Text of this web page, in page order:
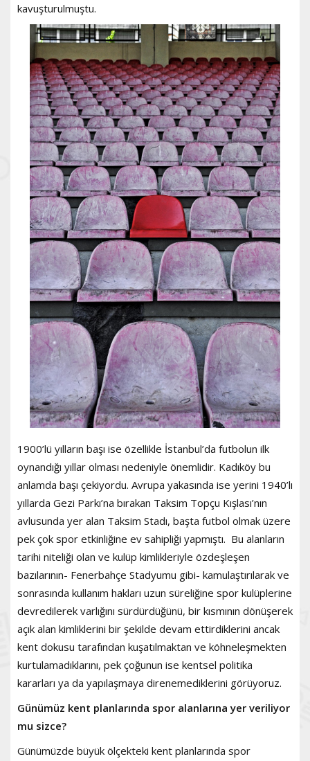
kavuşturulmuştu.
1900’lü yılların başı ise özellikle İstanbul’da futbolun ilk
oynandığı yıllar olması nedeniyle önemlidir. Kadıköy bu
anlamda başı çekiyordu. Avrupa yakasında ise yerini 1940’lı
yıllarda Gezi Parkı’na bırakan Taksim Topçu Kışlası’nın
avlusunda yer alan Taksim Stadı, başta futbol olmak üzere
pek çok spor etkinliğine ev sahipliği yapmıştı. Bu alanların
tarihi niteliği olan ve kulüp kimlikleriyle özdeşleşen
bazılarının- Fenerbahçe Stadyumu gibi- kamulaştırılarak ve
sonrasında kullanım hakları uzun süreliğine spor kulüplerine
devredilerek varlığını sürdürdüğünü, bir kısmının dönüşerek
açık alan kimliklerini bir şekilde devam ettirdiklerini ancak
kent dokusu tarafından kuşatılmaktan ve köhneleşmekten
kurtulamadıklarını, pek çoğunun ise kentsel politika
kararları ya da yapılaşmaya direnemediklerini görüyoruz.
Günümüz kent planlarında spor alanlarına yer veriliyor
mu sizce?
Günümüzde büyük ölçekteki kent planlarında spor